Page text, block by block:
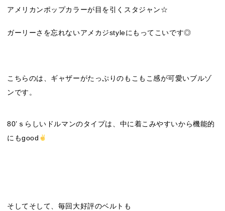
アメリカンポップカラーが目を引くスタジャン☆
ガーリーさを忘れないアメカジstyleにもってこいです◎
こちらのは、ギャザーがたっぷりのもこもこ感が可愛いブルゾ
ンです。
80’ｓらしいドルマンのタイプは、中に着こみやすいから機能的
にもgood
そしてそして、毎回大好評のベルトも